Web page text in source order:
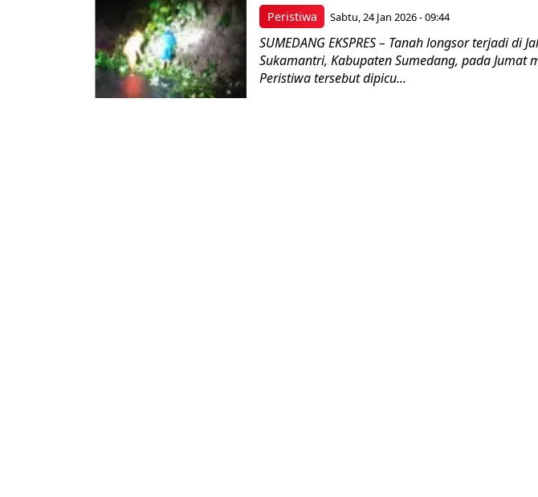
Peristiwa Sabtu, 24 Jan 2026 - 09:44
SUMEDANG EKSPRES – Tanah longsor terjadi di
Sukamantri, Kabupaten Sumedang, pada Jumat
Peristiwa tersebut dipicu...